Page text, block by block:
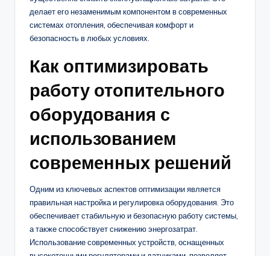
делает его незаменимым компонентом в современных
системах отопления, обеспечивая комфорт и
безопасность в любых условиях.
Как оптимизировать
работу отопительного
оборудования с
использованием
современных решений
Одним из ключевых аспектов оптимизации является
правильная настройка и регулировка оборудования. Это
обеспечивает стабильную и безопасную работу системы,
а также способствует снижению энергозатрат.
Использование современных устройств, оснащенных